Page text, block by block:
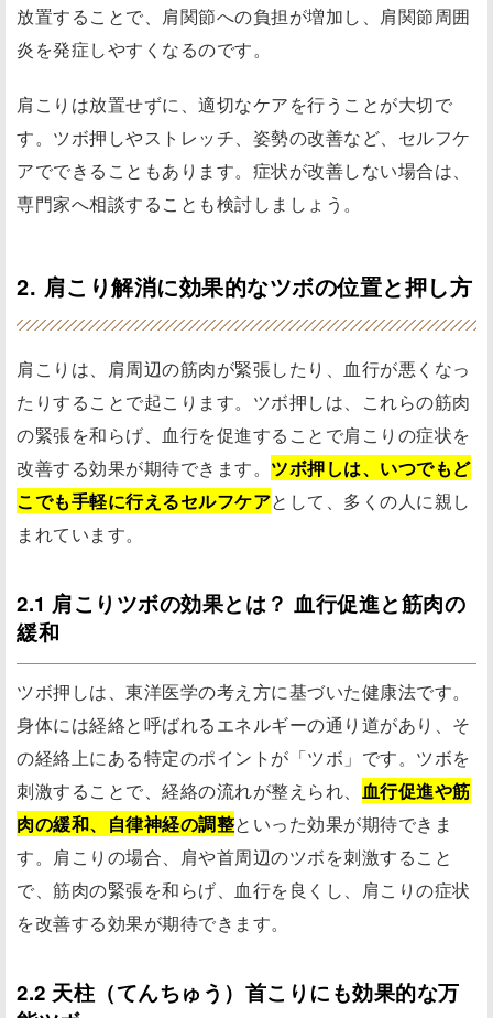
放置することで、肩関節への負担が増加し、肩関節周囲
炎を発症しやすくなるのです。
肩こりは放置せずに、適切なケアを行うことが大切で
す。ツボ押しやストレッチ、姿勢の改善など、セルフケ
アでできることもあります。症状が改善しない場合は、
専門家へ相談することも検討しましょう。
2. 肩こり解消に効果的なツボの位置と押し方
肩こりは、肩周辺の筋肉が緊張したり、血行が悪くなっ
たりすることで起こります。ツボ押しは、これらの筋肉
の緊張を和らげ、血行を促進することで肩こりの症状を
改善する効果が期待できます。 ツボ押しは、いつでもど
こでも手軽に行えるセルフケアとして、多くの人に親し
まれています。
2.1 肩こりツボの効果とは？ 血行促進と筋肉の
緩和
ツボ押しは、東洋医学の考え方に基づいた健康法です。
身体には経絡と呼ばれるエネルギーの通り道があり、そ
の経絡上にある特定のポイントが「ツボ」です。ツボを
刺激することで、経絡の流れが整えられ、 血行促進や筋
肉の緩和、自律神経の調整といった効果が期待できま
す。肩こりの場合、肩や首周辺のツボを刺激すること
で、筋肉の緊張を和らげ、血行を良くし、肩こりの症状
を改善する効果が期待できます。
2.2 天柱（てんちゅう）首こりにも効果的な万